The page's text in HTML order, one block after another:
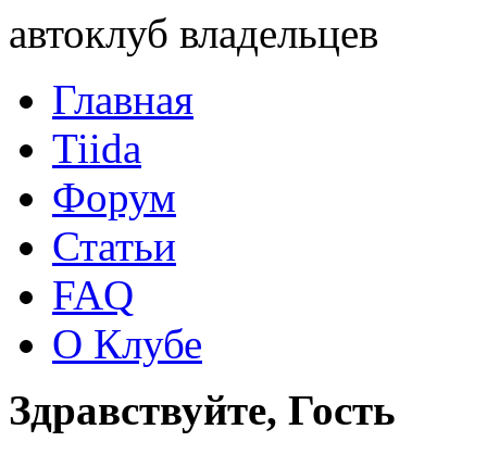
автоклуб владельцев
Главная
Tiida
Форум
Статьи
FAQ
О Клубе
Здравствуйте, Гость